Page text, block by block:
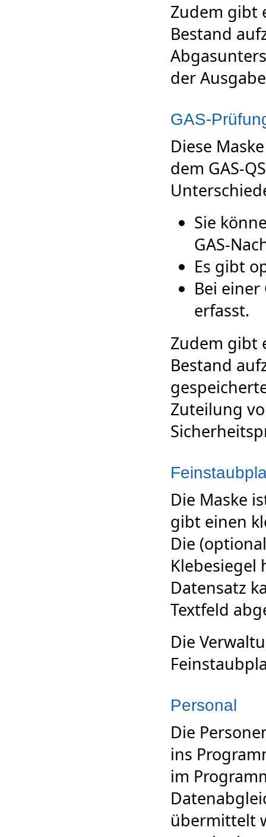
Zudem gibt
Bestand
der
GAS-
Diese
dem GAS-
Sie
GAS-
Es gibt
Bei einer
erfasst.
Zudem gibt
Bestand
Zuteilung
Die Maske
gibt einen
Die
Klebesiegel
Datensatz
Textfeld
Die
Personal
Die
ins
im
übermittelt